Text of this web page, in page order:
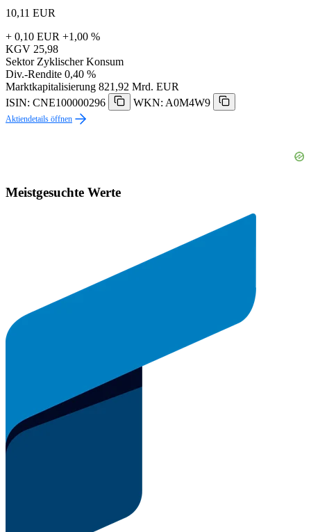
10,11 EUR
+ 0,10 EUR +1,00 %
KGV 25,98
Sektor Zyklischer Konsum
Div.-Rendite 0,40 %
Marktkapitalisierung 821,92 Mrd. EUR
ISIN: CNE100000296
WKN: A0M4W9
Aktiendetails öffnen
Meistgesuchte Werte